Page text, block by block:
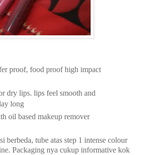
proof, food proof high impact
dry lips. lips feel smooth and
long
oil based makeup remover
berbeda, tube atas step 1 intense colour
Packaging nya cukup informative kok